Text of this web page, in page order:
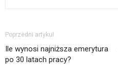
Poprzedni artykuł
Ile wynosi najniższa emerytura
po 30 latach pracy?